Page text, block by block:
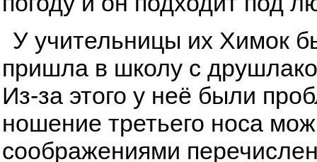
У учительницы их Химок
пришла в школу с
Из-за этого у неё были
ношение третьего носа
соображениями